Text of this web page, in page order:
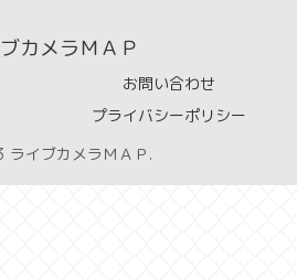
カメラＭＡＰ
お問い合わせ
プライバシーポリシー
イブカメラＭＡＰ.